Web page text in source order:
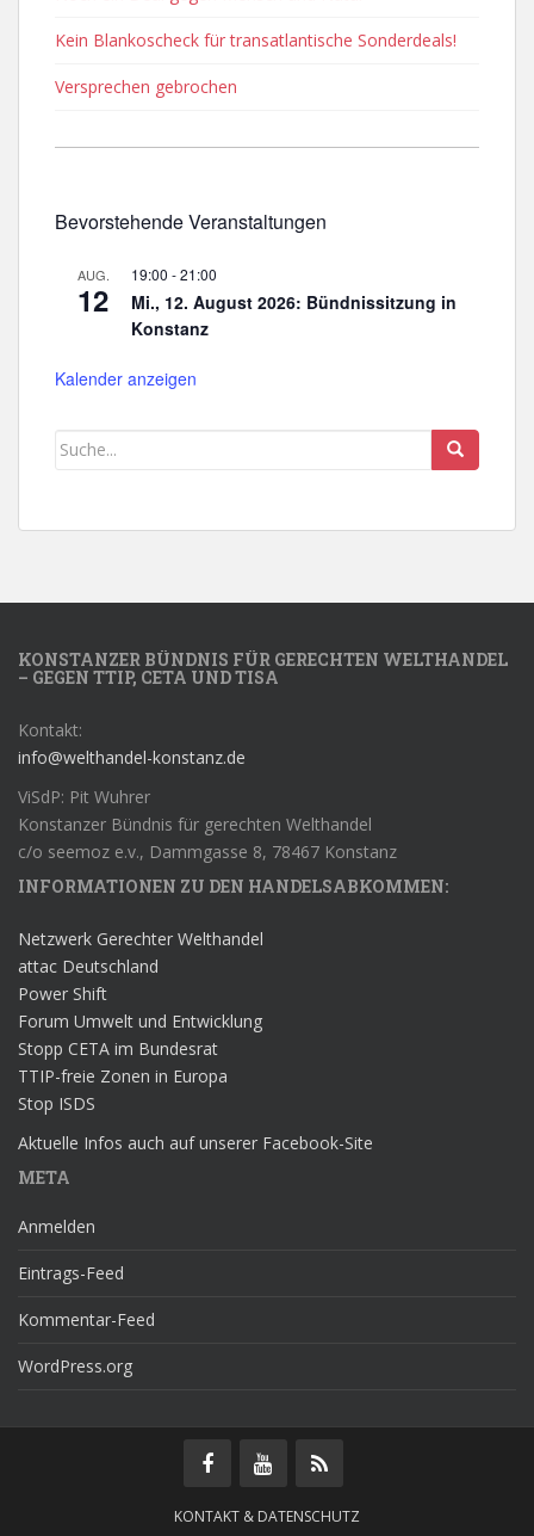
Kein Blankoscheck für transatlantische Sonderdeals!
Versprechen gebrochen
Bevorstehende Veranstaltungen
AUG.
12
19:00 -21:00
Mi., 12. August 2026: Bündnissitzung in
Konstanz
Kalender anzeigen
KONSTANZER BÜNDNIS FÜR GERECHTEN WELTHANDEL
– GEGEN TTIP, CETA UND TISA
Kontakt:
info@welthandel-konstanz.de
ViSdP: Pit Wuhrer
Konstanzer Bündnis für gerechten Welthandel
c/o seemoz e.v., Dammgasse 8, 78467 Konstanz
INFORMATIONEN ZU DEN HANDELSABKOMMEN:
Netzwerk Gerechter Welthandel
attac Deutschland
Power Shift
Forum Umwelt und Entwicklung
Stopp CETA im Bundesrat
TTIP-freie Zonen in Europa
Stop ISDS
Aktuelle Infos auch auf unserer Facebook-Site
META
Anmelden
Eintrags-Feed
Kommentar-Feed
WordPress.org
KONTAKT & DATENSCHUTZ